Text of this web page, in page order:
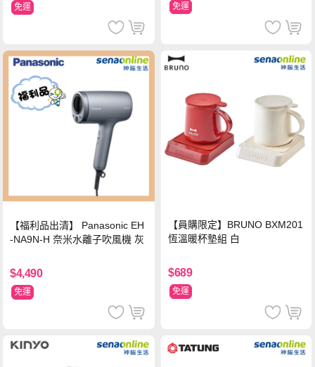
免運 免運
【福利品出清】 Panasonic EH
-NA9N-H 奈米水離子吹風機 灰
$4,490
免運
【員購限定】BRUNO BXM201
恆溫暖杯墊組 白
$689
免運